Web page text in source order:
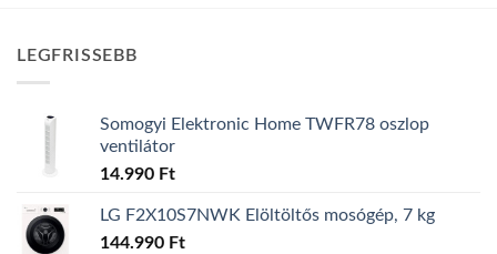
LEGFRISSEBB
Somogyi Elektronic Home TWFR78 oszlop
ventilátor
14.990 Ft
LG F2X10S7NWK Elöltöltős mosógép, 7 kg
144.990 Ft